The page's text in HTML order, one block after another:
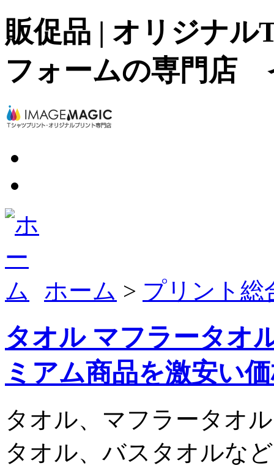
販促品 | オリジナ
フォームの専門店
ホーム > プリント総
タオル マフラータオ
ミアム商品を激安い
タオル、マフラータオ
タオル、バスタオルな